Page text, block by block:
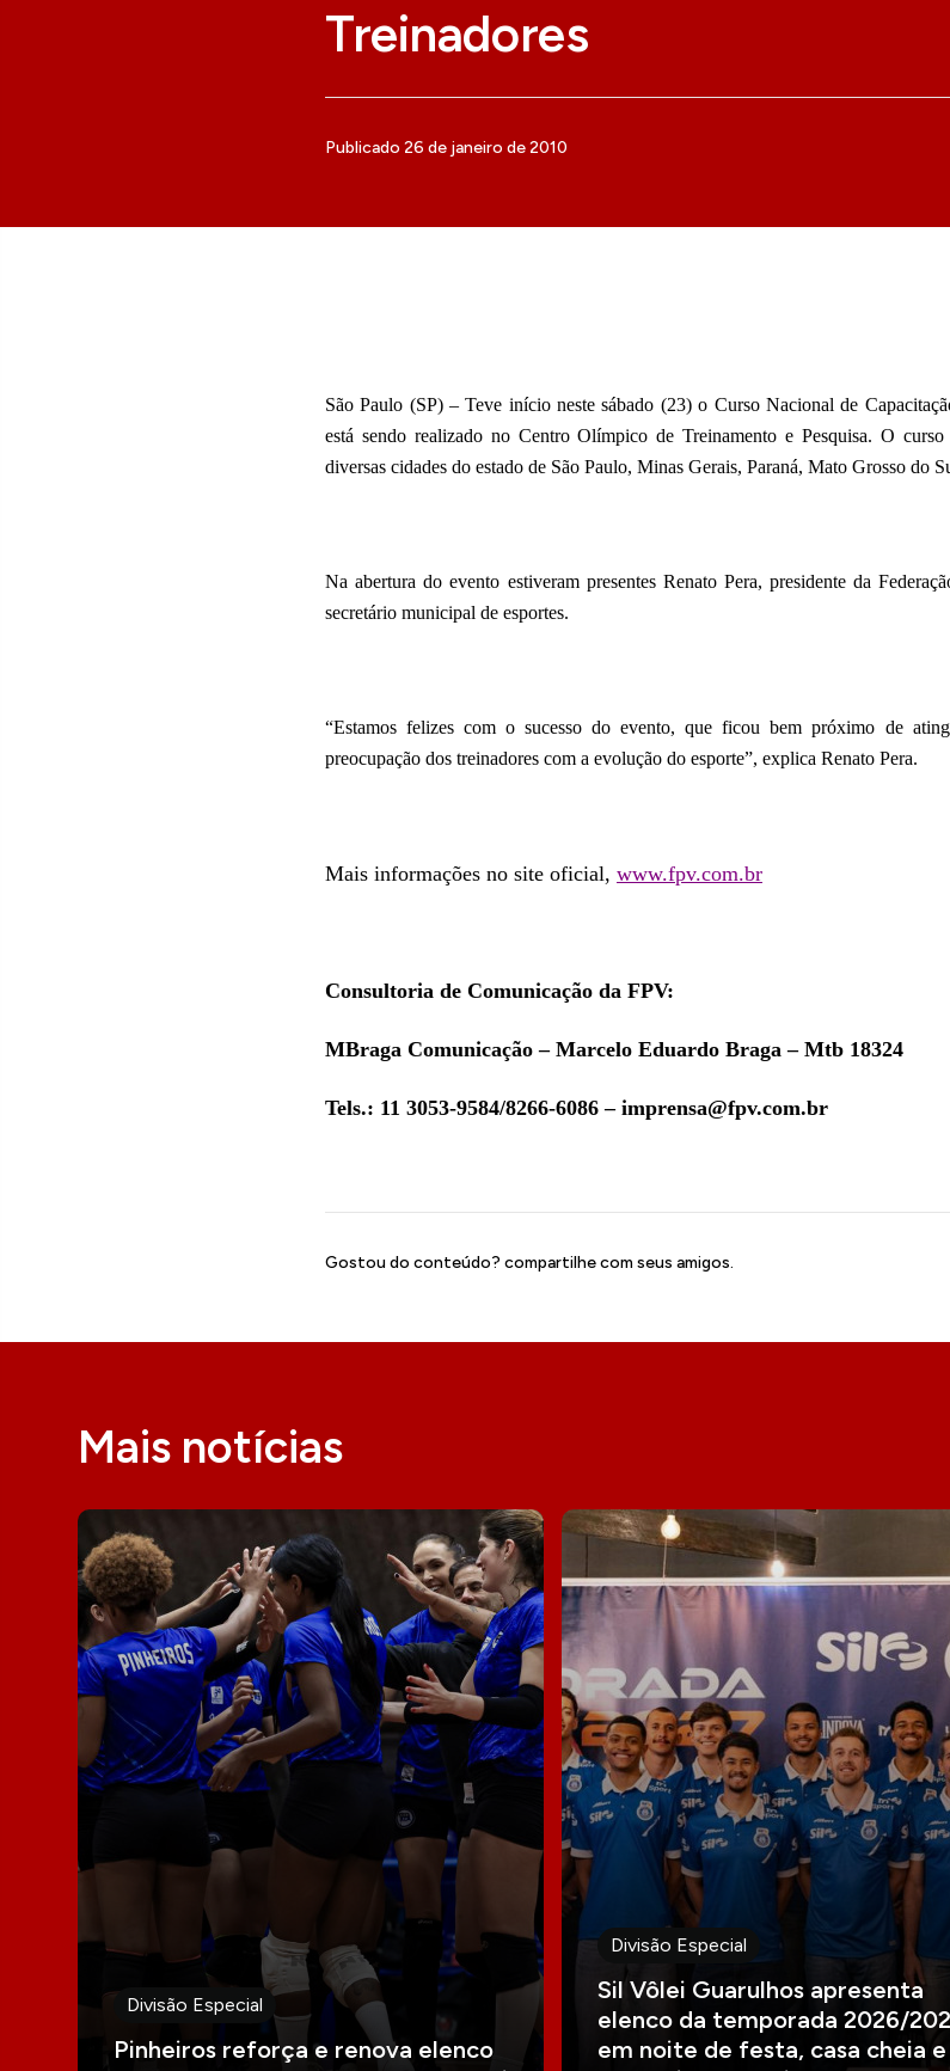
Treinadores
Publicado 26 de janeiro de 2010
São Paulo (SP) – Teve início neste sábado (23) o Curso Nacional de
está sendo realizado no Centro Olímpico de Treinamento e Pesquisa. O
diversas cidades do estado de São Paulo, Minas Gerais, Paraná, Mato Grosso do
Na abertura do evento estiveram presentes Renato Pera, presidente da
secretário municipal de esportes.
“Estamos felizes com o sucesso do evento, que ficou bem próximo de
preocupação dos treinadores com a evolução do esporte”, explica Renato Pera.
Mais informações no site oficial, www.fpv.com.br
Consultoria de Comunicação da FPV:
MBraga Comunicação – Marcelo Eduardo Braga – Mtb 18324
Tels.: 11 3053-9584/8266-6086 – imprensa@fpv.com.br
Gostou do conteúdo? compartilhe com seus amigos.
Mais notícias
Divisão Especial
Pinheiros reforça e renova elenco
Divisão Especial
Sil Vôlei Guarulhos apresenta
elenco da temporada 2026/
em noite de festa, casa cheia e